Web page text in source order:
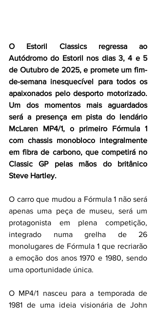
O Estoril Classics regressa ao
Autódromo do Estoril nos dias 3, 4 e 5
de Outubro de 2025, e promete um fim-
de-semana inesquecível para todos os
apaixonados pelo desporto motorizado.
Um dos momentos mais aguardados
será a presença em pista do lendário
McLaren MP4/1, o primeiro Fórmula 1
com chassis monobloco integralmente
em fibra de carbono, que competirá no
Classic GP pelas mãos do britânico
Steve Hartley.
O carro que mudou a Fórmula 1 não será
apenas uma peça de museu, será um
protagonista em plena competição,
integrado numa grelha de 26
monolugares de Fórmula 1 que recriarão
a emoção dos anos 1970 e 1980, sendo
uma oportunidade única.
O MP4/1 nasceu para a temporada de
1981 de uma ideia visionária de John